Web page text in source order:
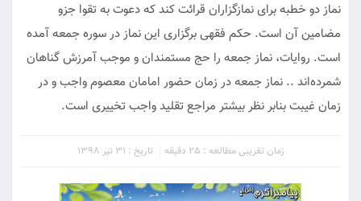
نماز دو خطبه برای نمازگزاران قرائت کند که دعوت به تقوا جزو
مضامین آن است. حکم فقهی برگزاری این نماز در سوره جمعه آمده
است. روایات، نماز جمعه را حج مستمندان و موجب آمرزش گناهان
شمرده‌اند .. نماز جمعه در زمان حضور امامان معصوم واجب و در
زمان غیبت بنابر نظر بیشتر مراجع تقلید واجب تخییری است.
زمان تقریبی مطالعه : 25 دقیقه تاریخ : 31 تیر 1398